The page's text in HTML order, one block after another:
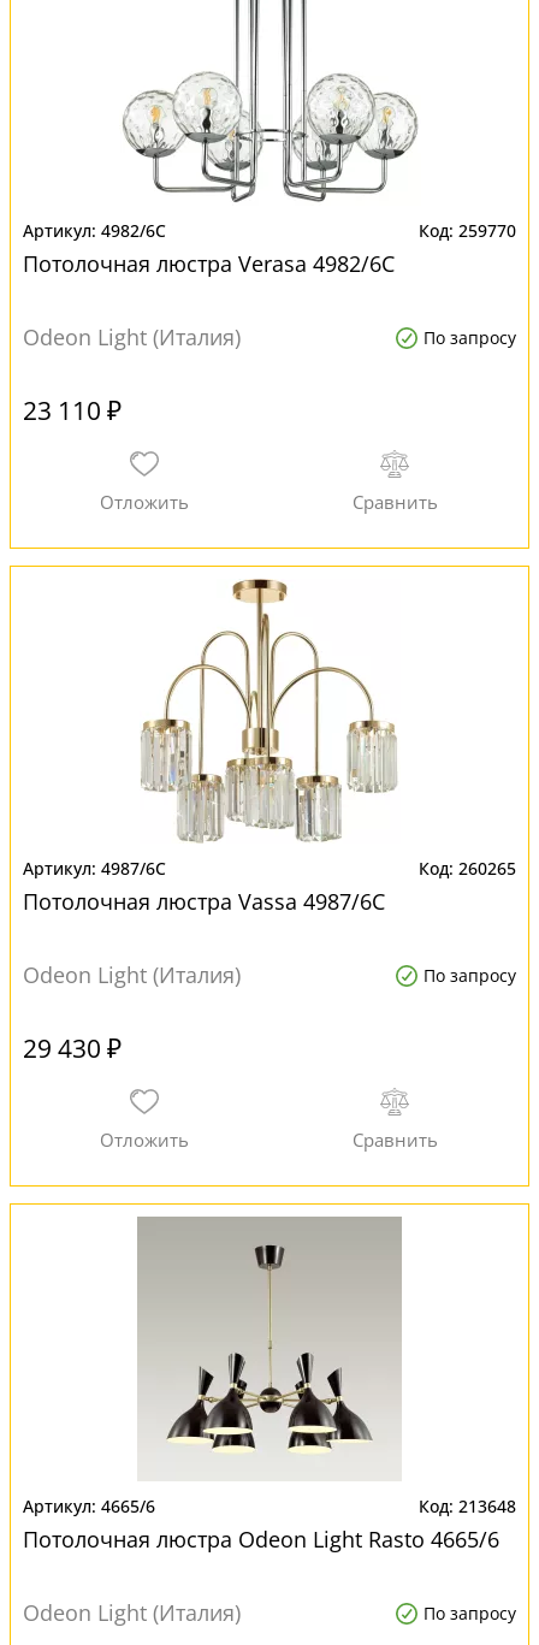
4982/6C 259770
Потолочная люстра Verasa 4982/6C
Odeon Light (Италия) По запросу
23 110 ₽
4987/6C 260265
Потолочная люстра Vassa 4987/6C
Odeon Light (Италия) По запросу
29 430 ₽
4665/6 213648
Потолочная люстра Odeon Light Rasto 4665/6
Odeon Light (Италия) По запросу